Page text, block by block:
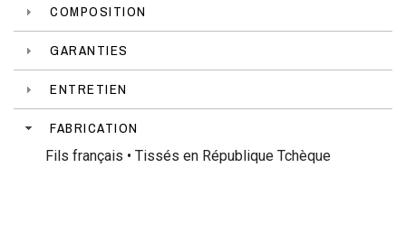
COMPOSITION
GARANTIES
ENTRETIEN
FABRICATION
Fils français • Tissés en République Tchèque